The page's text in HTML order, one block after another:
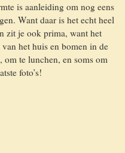
is aanleiding om nog eens
Want daar is het echt heel
zit je ook prima, want het
het huis en bomen in de
te lunchen, en soms om
foto’s!